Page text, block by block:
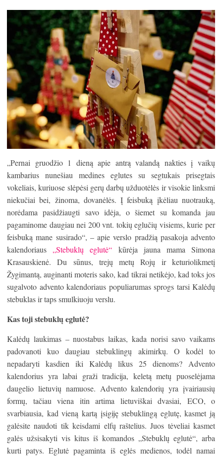
„Pernai gruodžio 1 dieną apie antrą valandą nakties į vaikų
kambarius nunešiau medines eglutes su segtukais prisegtais
vokeliais, kuriuose slėpėsi gerų darbų užduotėlės ir visokie linksmi
niekučiai bei, žinoma, dovanėlės. Į feisbuką įkėliau nuotrauką,
norėdama pasidžiaugti savo idėja, o šiemet su komanda jau
pagaminome daugiau nei 200 vnt. tokių eglučių visiems, kurie per
feisbuką mane susirado“, – apie verslo pradžią pasakoja advento
kalendoriaus „Stebuklų eglutė“ kūrėja jauna mama Simona
Krasauskienė. Du sūnus, trejų metų Rojų ir keturiolikmetį
Žygimantą, auginanti moteris sako, kad tikrai netikėjo, kad toks jos
sugalvoto advento kalendoriaus populiarumas sprogs tarsi Kalėdų
stebuklas ir taps smulkiuoju verslu.
Kas toji stebuklų eglutė?
Kalėdų laukimas – nuostabus laikas, kada norisi savo vaikams
padovanoti kuo daugiau stebuklingų akimirkų. O kodėl to
nepadaryti kasdien iki Kalėdų likus 25 dienoms? Advento
kalendorius yra labai graži tradicija, keletą metų puoselėjama
daugelio lietuvių namuose. Advento kalendorių yra įvairiausių
formų, tačiau viena itin artima lietuviškai dvasiai, ECO, o
svarbiausia, kad vieną kartą įsigiję stebuklingą eglutę, kasmet ją
galėsite naudoti tik keisdami elfų raštelius. Juos tėveliai kasmet
galės užsisakyti vis kitus iš komandos „Stebuklų eglutė“, arba
kurti patys. Eglutė pagaminta iš eglės medienos, todėl namai